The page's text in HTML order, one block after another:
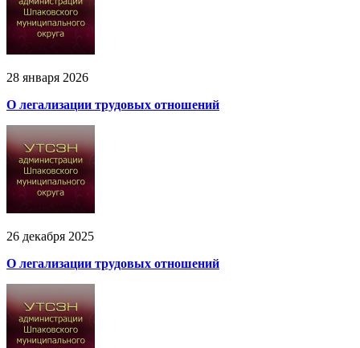
28 января 2026
О легализации трудовых отношений
26 декабря 2025
О легализации трудовых отношений